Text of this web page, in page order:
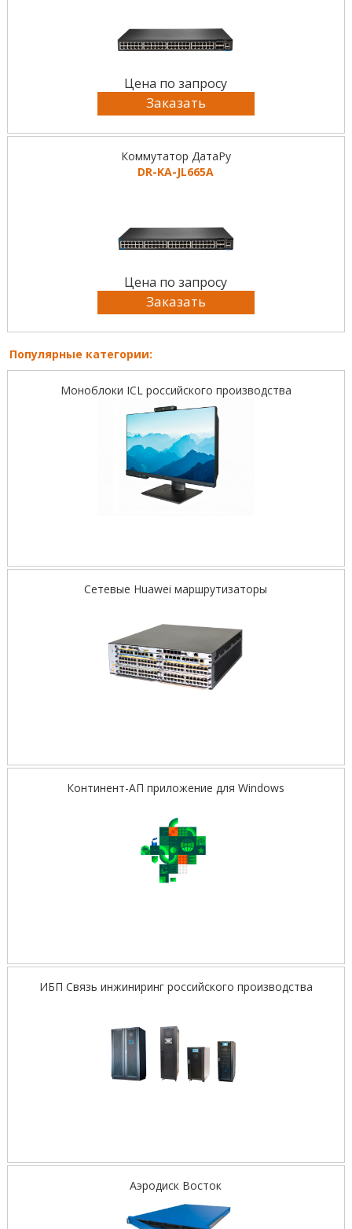
Цена по запросу
Заказать
Коммутатор ДатаРу
DR-KА-JL665A
Цена по запросу
Заказать
Популярные категории:
Моноблоки ICL российского производства
Сетевые Huawei маршрутизаторы
Континент-АП приложение для Windows
ИБП Связь инжиниринг российского производства
Аэродиск Восток